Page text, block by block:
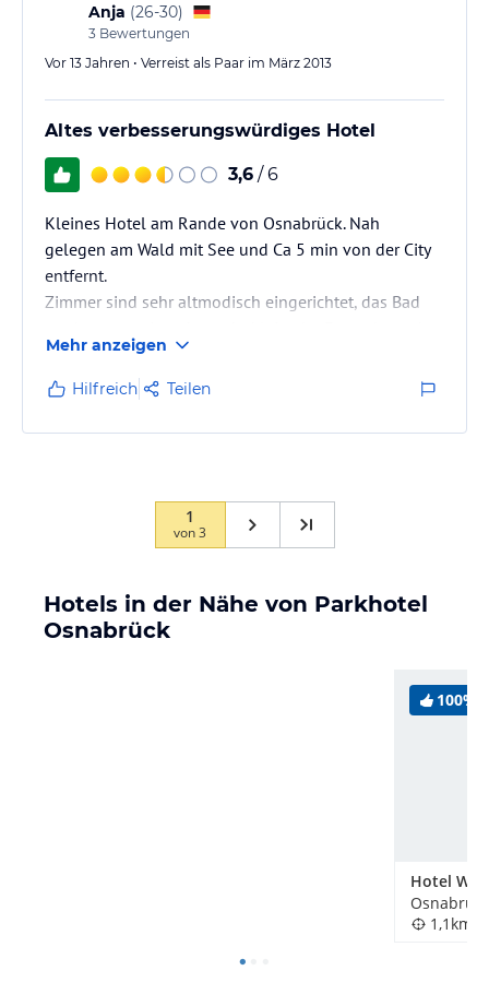
Anja (26-30)
3 Bewertungen
Vor 13 Jahren • Verreist als Paar im März 2013
Altes verbesserungswürdiges Hotel
3,6 / 6
Kleines Hotel am Rande von Osnabrück. Nah
gelegen am Wald mit See und Ca 5 min von der City
entfernt.
Zimmer sind sehr altmodisch eingerichtet, das Bad
alt und klein,Betten sehr weich, Zimmer allgemein
sehr hellhörig. Das Personal ist bis auf
wenige Ausnahmen sehr freundlich und kompetent.
Das Frühstücksbuffet ist reichhaltig.
Mehr anzeigen
Hilfreich Teilen
1
von3
Hotels in der Nähe von Parkhotel
Osnabrück
100%
Hotel
1,1km